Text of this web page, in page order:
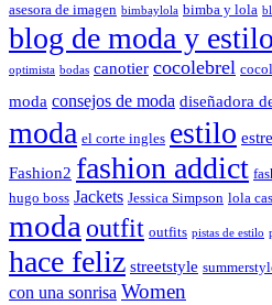
asesora de imagen bimbaylola bimba y lola
blog de moda y estilo
optimista bodas canotier cocolebrel
moda consejos de moda diseñadora
moda el corte ingles estilo
Fashion2 fashion addict
hugo boss Jackets Jessica Simpson lola
modaoutfit outfits pistas de estilo
hace feliz streetstyle
con una sonrisa Women